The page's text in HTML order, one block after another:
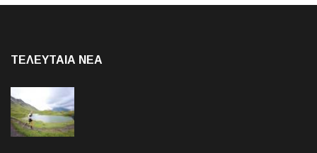
ΤΕΛΕΥΤΑΙΑ NEA